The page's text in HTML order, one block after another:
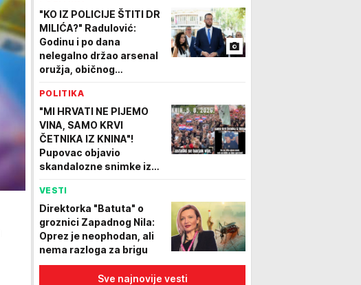
"KO IZ POLICIJE ŠTITI DR
MILIĆA?" Radulović:
Godinu i po dana
nelegalno držao arsenal
oružja, običnog
odmah
POLITIKA
"MI HRVATI NE PIJEMO
VINA, SAMO KRVI
ČETNIKA IZ KNINA"!
Pupovac objavio
skandalozne snimke iz
reagovati na veličanje
NDH? (VIDEO)
VESTI
Direktorka "Batuta" o
groznici Zapadnog Nila:
Oprez je neophodan, ali
nema razloga za brigu
Sve najnovije vesti